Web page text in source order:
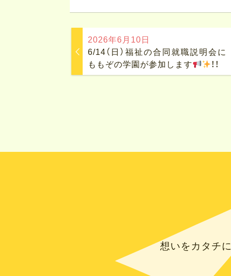
2026年6月10日
6/14（日）福祉の合同就職説明会に
ももぞの学園が参加します
！！
想いをカタチに